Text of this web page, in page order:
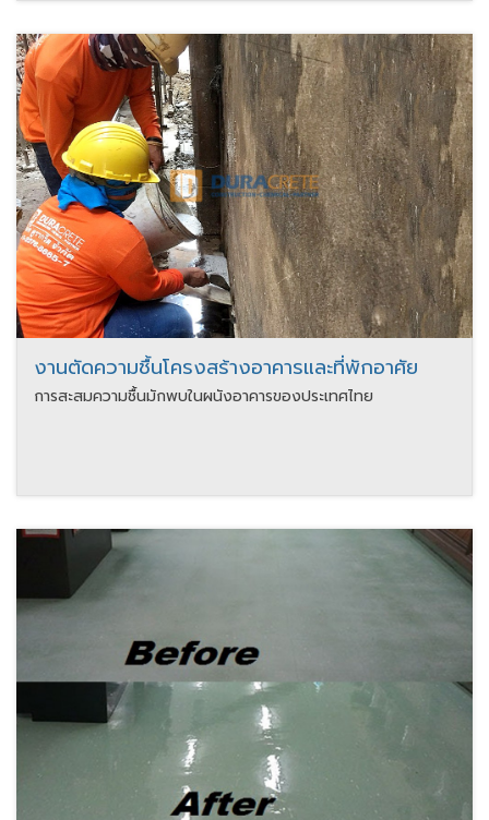
งานตัดความชื้นโครงสร้างอาคารและที่พักอาศัย
การสะสมความชื้นมักพบในผนังอาคารของประเทศไทย